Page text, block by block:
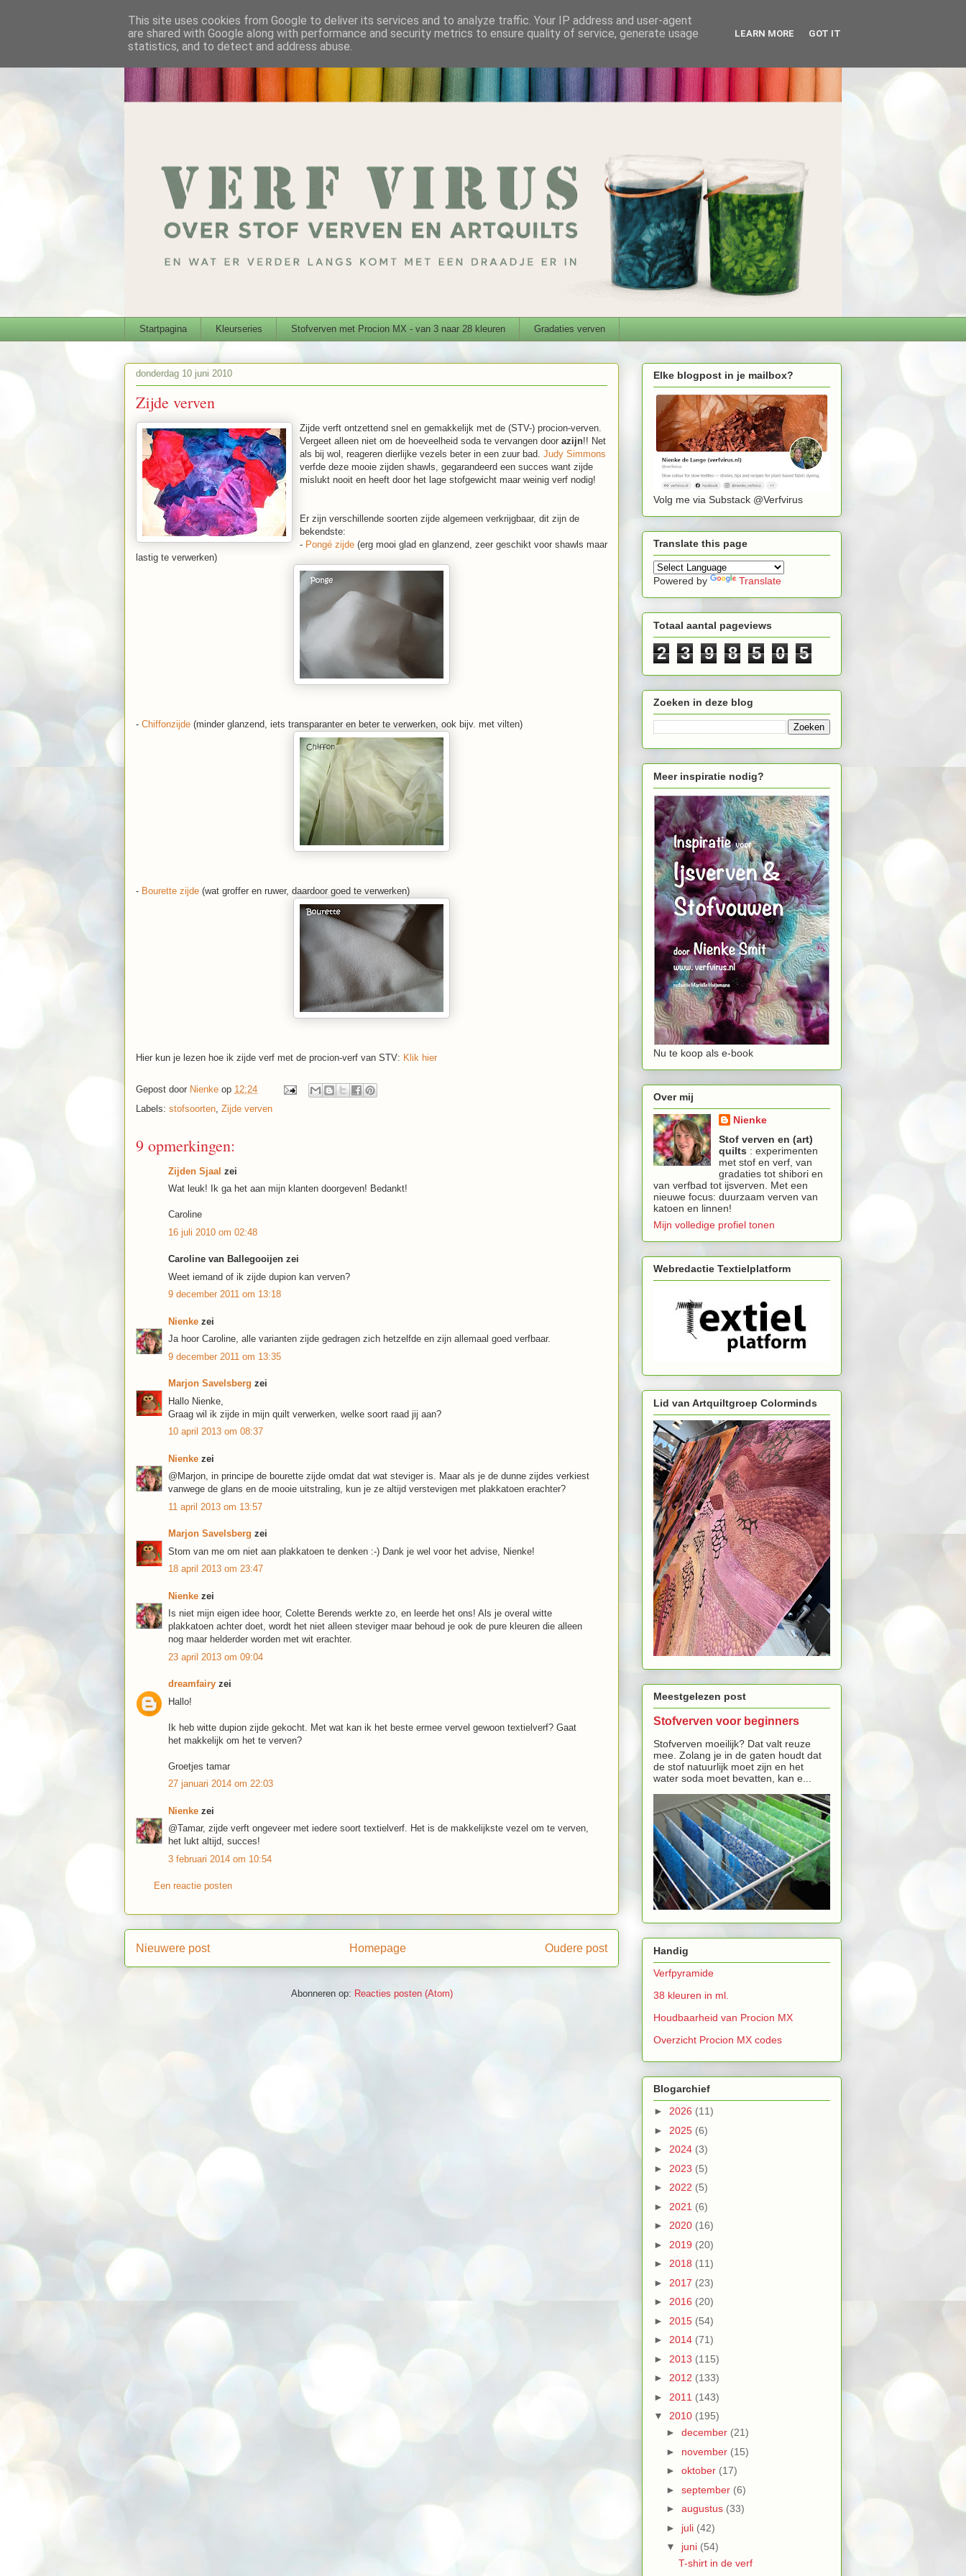
Startpagina Kleurseries Stofverven met Procion MX - van 3 naar 28 kleuren Gradaties verven
donderdag 10 juni 2010
Zijde verven
Zijde verft ontzettend snel en gemakkelijk met de (STV-) procion-verven.
Vergeet alleen niet om de hoeveelheid soda te vervangen door azijn!! Net
als bij wol, reageren dierlijke vezels beter in een zuur bad. Judy Simmons
verfde deze mooie zijden shawls, gegarandeerd een succes want zijde
mislukt nooit en heeft door het lage stofgewicht maar weinig verf nodig!
Er zijn verschillende soorten zijde algemeen verkrijgbaar, dit zijn de
bekendste:
- Pongé zijde (erg mooi glad en glanzend, zeer geschikt voor shawls maar
lastig te verwerken)
- Chiffonzijde (minder glanzend, iets transparanter en beter te verwerken, ook bijv. met vilten)
- Bourette zijde (wat groffer en ruwer, daardoor goed te verwerken)
Hier kun je lezen hoe ik zijde verf met de procion-verf van STV: Klik hier
Gepost door Nienke op 12:24
Labels: stofsoorten Zijde verven
9 opmerkingen:
Zijden Sjaal zei
Wat leuk! Ik ga het aan mijn klanten doorgeven! Bedankt!
Caroline
16 juli 2010 om 02:48
Caroline van Ballegooijen zei
Weet iemand of ik zijde dupion kan verven?
9 december 2011 om 13:18
Nienke zei
Ja hoor Caroline, alle varianten zijde gedragen zich hetzelfde en zijn allemaal goed verfbaar.
9 december 2011 om 13:35
Marjon Savelsberg zei
Hallo Nienke,
Graag wil ik zijde in mijn quilt verwerken, welke soort raad jij aan?
10 april 2013 om 08:37
Nienke zei
@Marjon, in principe de bourette zijde omdat dat wat steviger is. Maar als je de dunne zijdes verkiest
vanwege de glans en de mooie uitstraling, kun je ze altijd verstevigen met plakkatoen erachter?
11 april 2013 om 13:57
Marjon Savelsberg zei
Stom van me om niet aan plakkatoen te denken :-) Dank je wel voor het advise, Nienke!
18 april 2013 om 23:47
Nienke zei
Is niet mijn eigen idee hoor, Colette Berends werkte zo, en leerde het ons! Als je overal witte
plakkatoen achter doet, wordt het niet alleen steviger maar behoud je ook de pure kleuren die alleen
nog maar helderder worden met wit erachter.
23 april 2013 om 09:04
dreamfairy zei
Hallo!
Ik heb witte dupion zijde gekocht. Met wat kan ik het beste ermee vervel gewoon textielverf? Gaat
het makkelijk om het te verven?
Groetjes tamar
27 januari 2014 om 22:03
Nienke zei
@Tamar, zijde verft ongeveer met iedere soort textielverf. Het is de makkelijkste vezel om te verven,
het lukt altijd, succes!
3 februari 2014 om 10:54
Een reactie posten
Nieuwere post Oudere post
Homepage
Abonneren op: Reacties posten (Atom)
Elke blogpost in je mailbox?
Volg me via Substack @Verfvirus
Translate this page
Powered by Translate
Totaal aantal pageviews
2 3 9 8 5 0 5
Zoeken in deze blog
Meer inspiratie nodig?
Nu te koop als e-book
Over mij
Nienke
Stof verven en (art)
quilts : experimenten
met stof en verf, van
gradaties tot shibori en
van verfbad tot ijsverven. Met een
nieuwe focus: duurzaam verven van
katoen en linnen!
Mijn volledige profiel tonen
Webredactie Textielplatform
Lid van Artquiltgroep Colorminds
Meestgelezen post
Stofverven voor beginners
Stofverven moeilijk? Dat valt reuze
mee. Zolang je in de gaten houdt dat
de stof natuurlijk moet zijn en het
water soda moet bevatten, kan e...
Handig
Verfpyramide
38 kleuren in ml.
Houdbaarheid van Procion MX
Overzicht Procion MX codes
Blogarchief
► 2026 (11)
► 2025 (6)
► 2024 (3)
► 2023 (5)
► 2022 (5)
► 2021 (6)
► 2020 (16)
► 2019 (20)
► 2018 (11)
► 2017 (23)
► 2016 (20)
► 2015 (54)
► 2014 (71)
► 2013 (115)
► 2012 (133)
► 2011 (143)
▼ 2010 (195)
► december (21)
► november (15)
► oktober (17)
► september (6)
► augustus (33)
► juli (42)
▼ juni (54)
T-shirt in de verf
This site uses cookies from Google to deliver its services and to analyze traffic. Your IP address and user-agent
are shared with Google along with performance and security metrics to ensure quality of service, generate usage
statistics, and to detect and address abuse.
LEARN MORE GOT IT